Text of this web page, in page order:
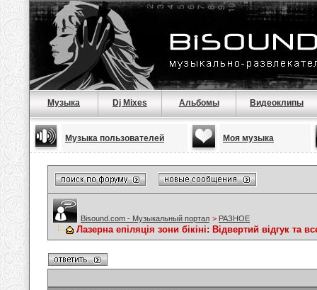
Музыка Dj Mixes Альбомы Видеоклипы
Музыка пользователей Моя музыка
Bisound.com - Музыкальный портал > РАЗНОЕ
Лазерна епіляція зони бікіні: Відвертий відгук та